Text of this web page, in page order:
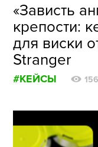
«Зависть
крепости:
для виски
Stranger
#КЕЙСЫ